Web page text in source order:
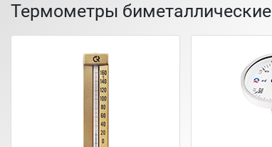
Термометры биметаллические